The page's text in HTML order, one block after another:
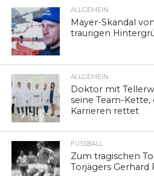
ALLGEMEIN
Mayer-Skandal
traurigen
ALLGEMEIN
Doktor mit
seine Team-
Karrieren rettet
FUSSBALL
Zum tragischen
Torjägers Gerhard